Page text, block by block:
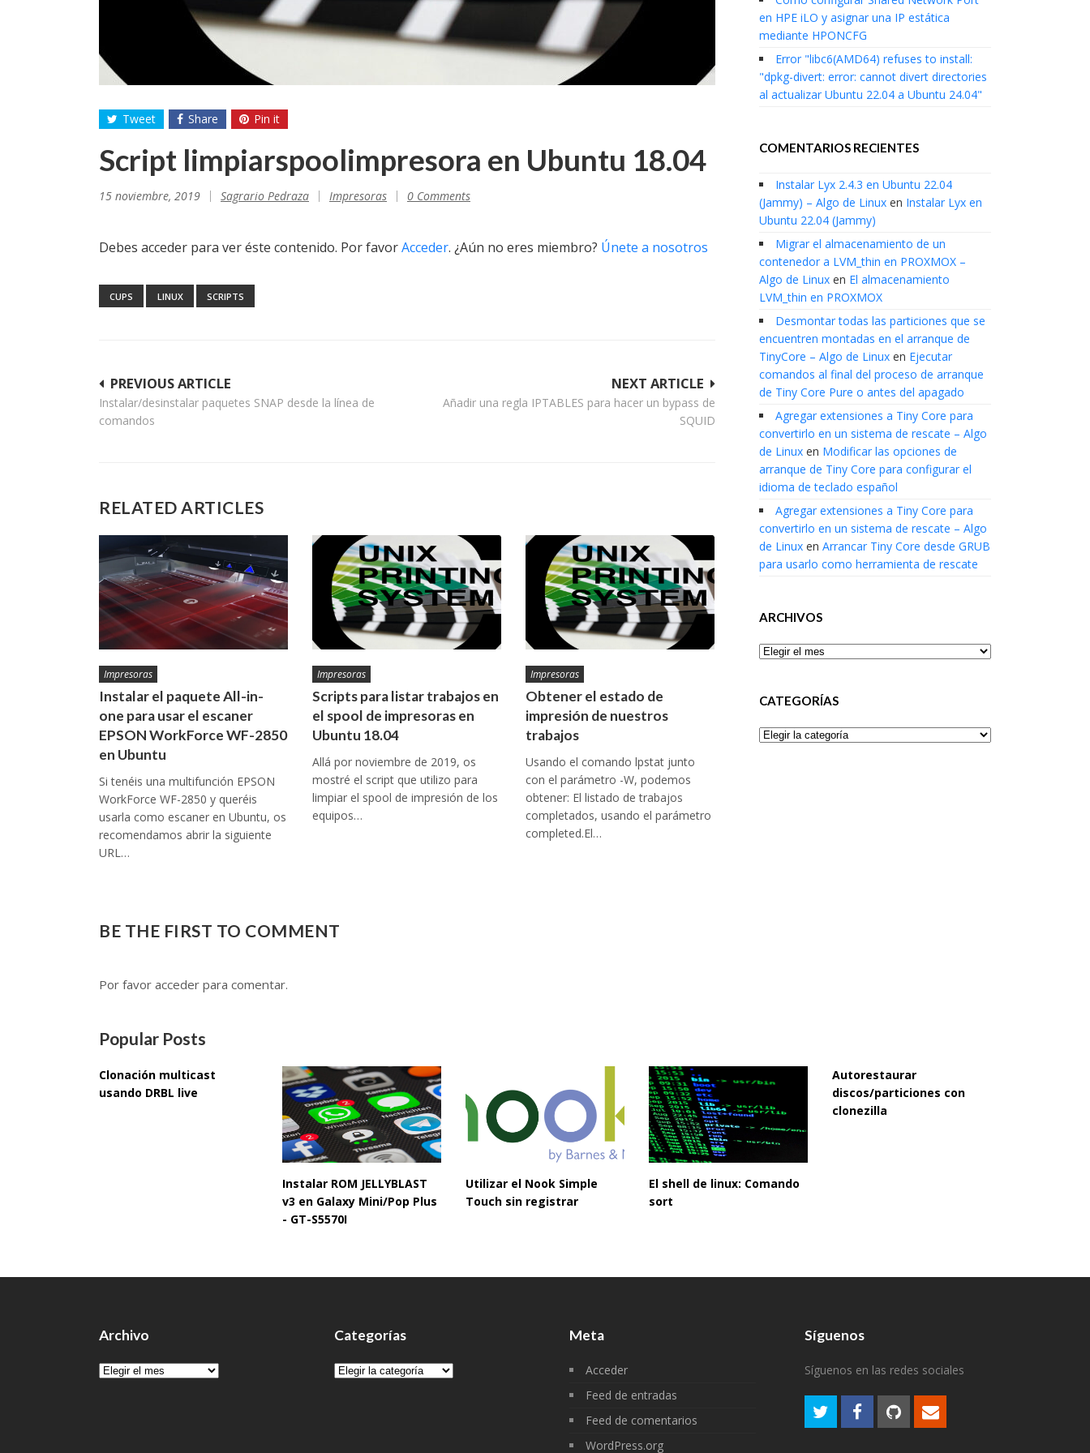
Tweet Share Pin it
Script limpiarspoolimpresora en Ubuntu 18.04
15 noviembre, 2019 Sagrario Pedraza Impresoras 0 Comments
Debes acceder para ver éste contenido. Por favorAcceder. ¿Aún no eres miembro? Únete a nosotros
CUPS LINUX SCRIPTS
Navegación
de
NEXT ARTICLE
Añadir una regla IPTABLES para hacer un bypass de
SQUID
PREVIOUS ARTICLE
Instalar/desinstalar paquetes SNAP desde la línea de
comandos
RELATED ARTICLES
Impresoras
Instalar el paquete All-in-
one para usar el escaner
EPSON WorkForce WF-2850
en Ubuntu
Si tenéis una multifunción EPSON
WorkForce WF-2850 y queréis
usarla como escaner en Ubuntu, os
recomendamos abrir la siguiente
URL…
Impresoras
Scripts para listar trabajos en
el spool de impresoras en
Ubuntu 18.04
Allá por noviembre de 2019, os
mostré el script que utilizo para
limpiar el spool de impresión de los
equipos…
Impresoras
Obtener el estado de
impresión de nuestros
trabajos
Usando el comando lpstat junto
con el parámetro -W, podemos
obtener: El listado de trabajos
completados, usando el parámetro
completed.El…
BE THE FIRST TO COMMENT
Por favor acceder para comentar.
en HPE iLO y asignar una IP estática
mediante HPONCFG
Error "libc6(AMD64) refuses to install:
"dpkg-divert: error: cannot divert directories
al actualizar Ubuntu 22.04 a Ubuntu 24.04"
COMENTARIOS RECIENTES
Instalar Lyx 2.4.3 en Ubuntu 22.04
(Jammy) – Algo de Linux en Instalar Lyx en
Ubuntu 22.04 (Jammy)
Migrar el almacenamiento de un
contenedor a LVM_thin en PROXMOX –
Algo de Linux en El almacenamiento
LVM_thin en PROXMOX
Desmontar todas las particiones que se
encuentren montadas en el arranque de
TinyCore – Algo de Linux en Ejecutar
comandos al final del proceso de arranque
de Tiny Core Pure o antes del apagado
Agregar extensiones a Tiny Core para
convertirlo en un sistema de rescate – Algo
de Linux en Modificar las opciones de
arranque de Tiny Core para configurar el
idioma de teclado español
Agregar extensiones a Tiny Core para
convertirlo en un sistema de rescate – Algo
de Linux en Arrancar Tiny Core desde GRUB
para usarlo como herramienta de rescate
ARCHIVOS
Archivos
CATEGORÍAS
Categorías
Popular Posts
Clonación multicast
usando DRBL live
Instalar ROM JELLYBLAST
v3 en Galaxy Mini/Pop Plus
- GT-S5570I
Utilizar el Nook Simple
Touch sin registrar
El shell de linux: Comando
sort
Autorestaurar
discos/particiones con
clonezilla
Archivo
Archivo
Categorías
Categorías
Meta
Acceder
Feed de entradas
Feed de comentarios
WordPress.org
Síguenos
Síguenos en las redes sociales